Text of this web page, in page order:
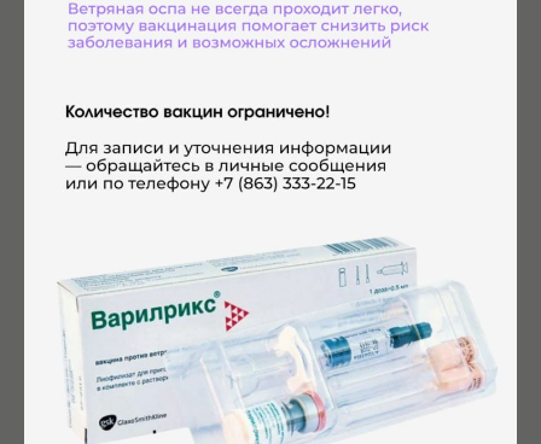
Что входит в базовую программу
"Планирование беременности"
Консультации врачей-специалистов:
Прием врача акушера-гинеколога - перед началом
программы
Прием врача акушера-гинеколога - после получения всех